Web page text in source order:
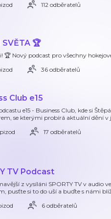
112 odběratelů
SVĚTA 🏆
🏆 Nový podcast pro všechny
36 odběratelů
Club e15
e15 - Business Club, kde si
se kterými probírá aktuální dění v
17 odběratelů
TV Podcast
z vysíláni SPORTY TV v audio
pusťte si to do uší a buďte s námi
6 odběratelů